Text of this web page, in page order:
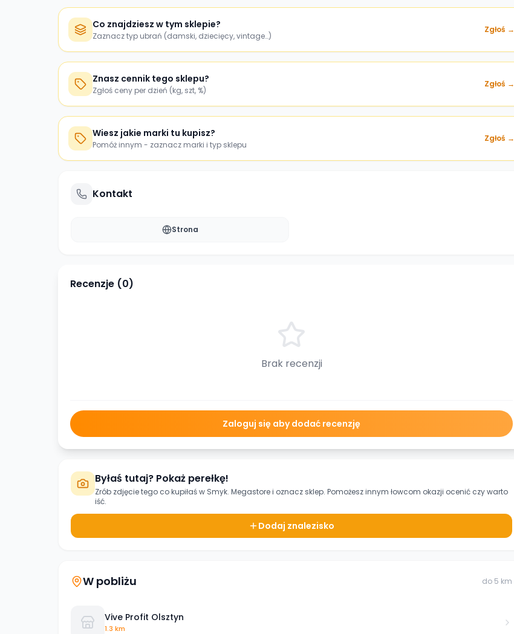
Co znajdziesz w tym sklepie?
Zaznacz typ ubrań (damski, dziecięcy, vintage…)
Zgłoś →
Znasz cennik tego sklepu?
Zgłoś ceny per dzień (kg, szt, %)
Zgłoś →
Wiesz jakie marki tu kupisz?
Pomóż innym - zaznacz marki i typ sklepu
Zgłoś →
Kontakt
Strona
Recenzje (0)
Brak recenzji
Zaloguj się aby dodać recenzję
Byłaś tutaj? Pokaż perełkę!
Zrób zdjęcie tego co kupiłaś w Smyk. Megastorei oznacz sklep. Pomożesz innym łowcom okazji ocenić czy warto
iść.
Dodaj znalezisko
W pobliżu do 5 km
Vive Profit Olsztyn
1.3 km